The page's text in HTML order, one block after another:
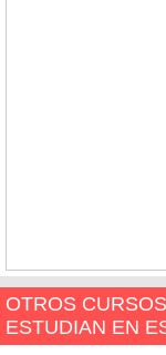
OTROS
ESTUDIAN EN